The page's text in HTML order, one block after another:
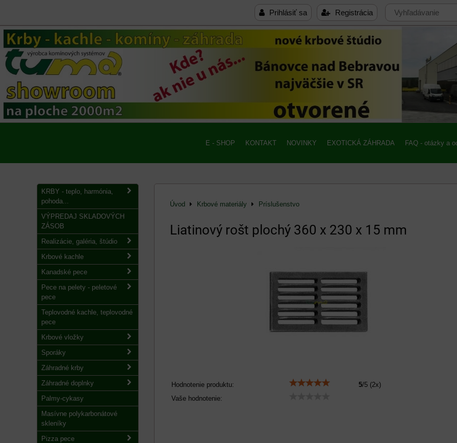
Prihlásiť sa Registrácia
E - SHOP KONTAKT NOVINKY EXOTICKÁ ZÁHRADA FAQ - otázky a
Úvod Krbové materiály Príslušenstvo
Liatinový rošt plochý 360 x 230 x 15 mm
Hodnotenie produktu: 5/5 (2x)
Vaše hodnotenie:
KRBY - teplo, harmónia,
pohoda...
VÝPREDAJ SKLADOVÝCH
ZÁSOB
Realizácie, galéria, štúdio
Krbové kachle
Kanadské pece
Pece na pelety - peletové
pece
Teplovodné kachle, teplovodné
pece
Krbové vložky
Sporáky
Záhradné krby
Záhradné doplnky
Palmy-cykasy
Masívne polykarbonátové
skleníky
Pizza pece